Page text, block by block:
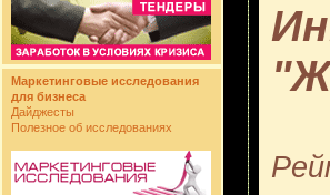
Маркетинговые исследования
для бизнеса
Дайджесты
Полезное об исследованиях